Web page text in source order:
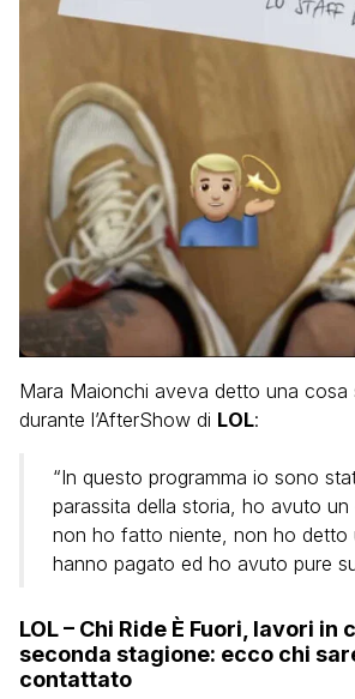
Mara Maionchi aveva detto una cosa
durante l’AfterShow di LOL:
“In questo programma io sono
parassita della storia, ho avuto un
non ho fatto niente, non ho detto
hanno pagato ed ho avuto pure
LOL – Chi Ride È Fuori, lavori in
seconda stagione: ecco chi
contattato